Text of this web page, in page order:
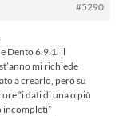
#5290
Dento 6.9.1, il
mi richiede
a crearlo, però su
“i dati di una o più
incompleti”